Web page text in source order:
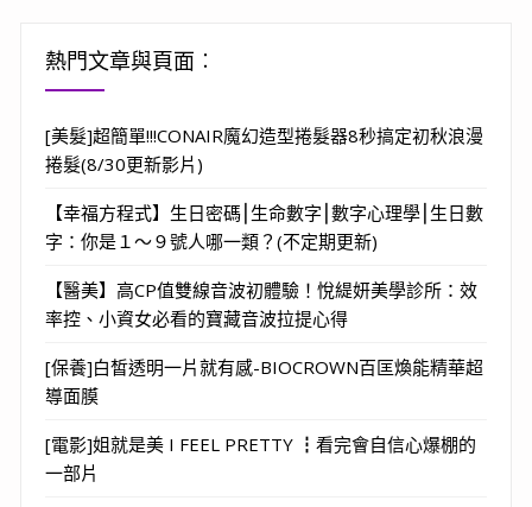
熱門文章與頁面︰
[美髮]超簡單!!!CONAIR魔幻造型捲髮器8秒搞定初秋浪漫
捲髮(8/30更新影片)
【幸福方程式】生日密碼⎮生命數字⎮數字心理學⎮生日數
字：你是１～９號人哪一類？(不定期更新)
【醫美】高CP值雙線音波初體驗！悅緹妍美學診所：效
率控、小資女必看的寶藏音波拉提心得
[保養]白皙透明一片就有感-BIOCROWN百匡煥能精華超
導面膜
[電影]姐就是美 I FEEL PRETTY ┇看完會自信心爆棚的
一部片